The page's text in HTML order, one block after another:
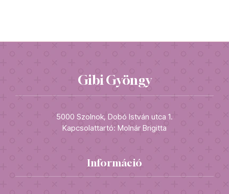
Gibi Gyöngy
5000 Szolnok, Dobó István utca 1.
Kapcsolattartó: Molnár Brigitta
Információ